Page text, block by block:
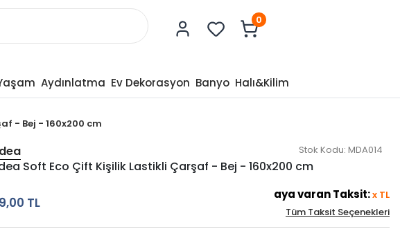
0
Aydınlatma Ev Dekorasyon Banyo Halı&Kilim
- Bej - 160x200 cm
Stok Kodu: MDA014
Soft Eco Çift Kişilik Lastikli Çarşaf - Bej - 160x200 cm
TL
aya varan Taksit:x TL
Tüm Taksit Seçenekleri